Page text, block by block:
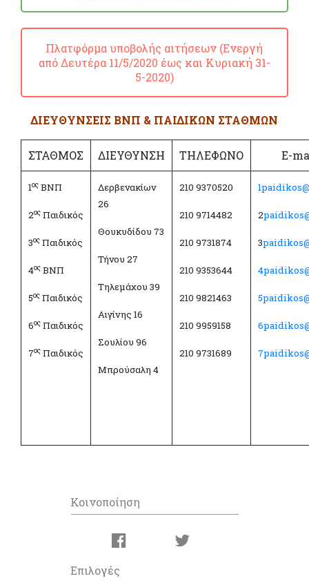
Πλατφόρμα υποβολής αιτήσεων (Ενεργή
από Δευτέρα 11/5/2020 έως και Κυριακή 31-
5-2020)
ΔΙΕΥΘΥΝΣΕΙΣ ΒΝΠ & ΠΑΙΔΙΚΩΝ ΣΤΑΘΜΩΝ
ΣΤΑΘΜΟΣ ΔΙΕΥΘΥΝΣΗ ΤΗΛΕΦΩΝΟ Ε-
1ος ΒΝΠ
2ος Παιδικός
3ος Παιδικός
4ος ΒΝΠ
5ος Παιδικός
6ος Παιδικός
7ος Παιδικός
Δερβενακίων
26
Θουκυδίδου 73
Τήνου 27
Τηλεμάχου 39
Αιγίνης 16
Σουλίου 96
Μπρούσαλη 4
210 9370520
210 9714482
210 9731874
210 9353644
210 9821463
210 9959158
210 9731689
2
3
Κοινοποίηση
Επιλογές